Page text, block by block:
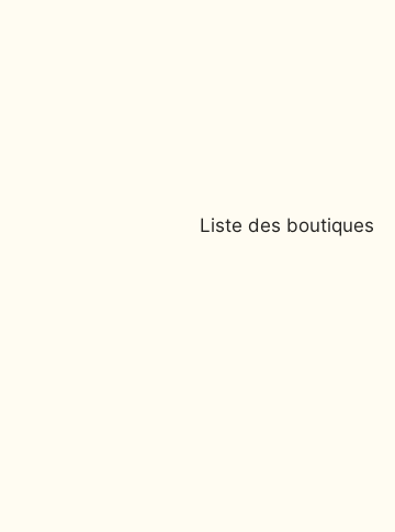
Liste des boutiques